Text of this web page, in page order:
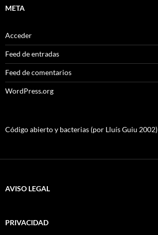
META
Acceder
Feed de entradas
Feed de comentarios
WordPress.org
Código abierto y bacterias (por Lluís Guiu 2002)
AVISO LEGAL
PRIVACIDAD